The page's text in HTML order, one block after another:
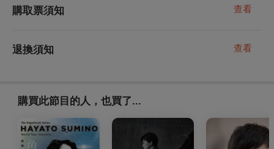
購取票須知 查看
退換須知 查看
購買此節目的人，也買了...